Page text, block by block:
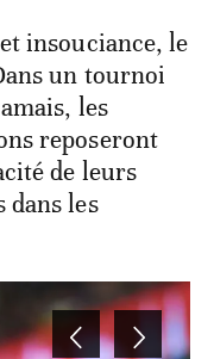
insouciance, le
un tournoi
les
reposeront
de leurs
dans les